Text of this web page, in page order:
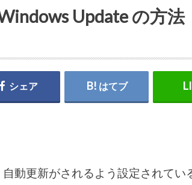
Update の方法
シェア はてブ
動更新がされるよう設定されてい